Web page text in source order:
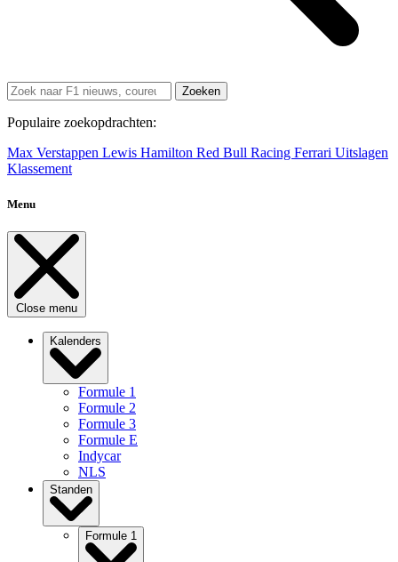
Zoeken
Populaire zoekopdrachten:
Max Verstappen Lewis Hamilton Red Bull Racing Ferrari Uitslagen
Klassement
Menu
Close menu
Kalenders
Formule 1
Formule 2
Formule 3
Formule E
Indycar
NLS
Standen
Formule 1